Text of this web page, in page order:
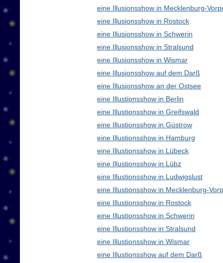
eine Illusionsshow in Mecklenburg-
eine Illusionsshow in Rostock
eine Illusionsshow in Schwerin
eine Illusionsshow in Stralsund
eine Illusionsshow in Wismar
eine Illusionsshow auf dem Darß
eine Illusionsshow an der Ostsee
eine Illustionsshow in Berlin
eine Illustionsshow in Greifswald
eine Illustionsshow in Güstrow
eine Illustionsshow in Hamburg
eine Illustionsshow in Lübeck
eine Illustionsshow in Lübz
eine Illustionsshow in Ludwigslust
eine Illustionsshow in Mecklenburg-
eine Illustionsshow in Rostock
eine Illustionsshow in Schwerin
eine Illustionsshow in Stralsund
eine Illustionsshow in Wismar
eine Illustionsshow auf dem Darß